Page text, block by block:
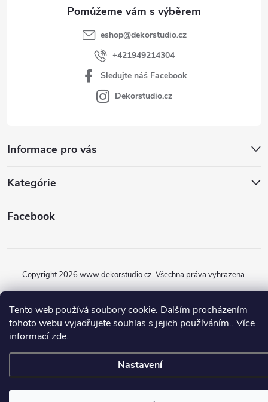
Tento web používá soubory cookie. Dalším procházením
tohoto webu vyjadřujete souhlas s jejich používáním.. Více
informacízde.
Nastavení
Informace pro vás
Kategórie
Facebook
eshop@dekorstudio.cz
+421949214304
Sledujte náš Facebook
Dekorstudio.cz
Copyright 2026 www.dekorstudio.cz. Všechna práva vyhrazena.